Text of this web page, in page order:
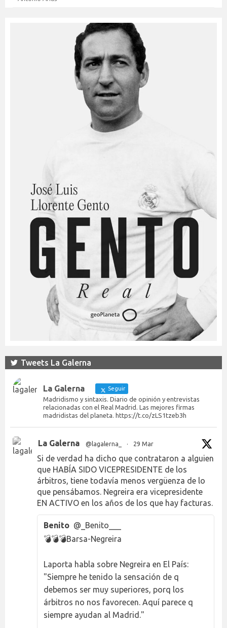
Tweets La Galerna
La Galerna Seguir
Madridismo y sintaxis. Diario de opinión y entrevistas
relacionadas con el Real Madrid. Las mejores firmas
madridistas del planeta. https://t.co/zLS1tzeb3h
La Galerna @lagalerna_ · 29 Mar
Si de verdad ha dicho que contrataron a alguien
que HABÍA SIDO VICEPRESIDENTE de los
árbitros, tiene todavía menos vergüenza de lo
que pensábamos. Negreira era vicepresidente
EN ACTIVO en los años de los que hay facturas.
Benito @_Benito___
💣💣💣Barsa-Negreira
Laporta habla sobre Negreira en El País:
"Siempre he tenido la sensación de q
debemos ser muy superiores, porq los
árbitros no nos favorecen. Aquí parece q
siempre ayudan al Madrid."